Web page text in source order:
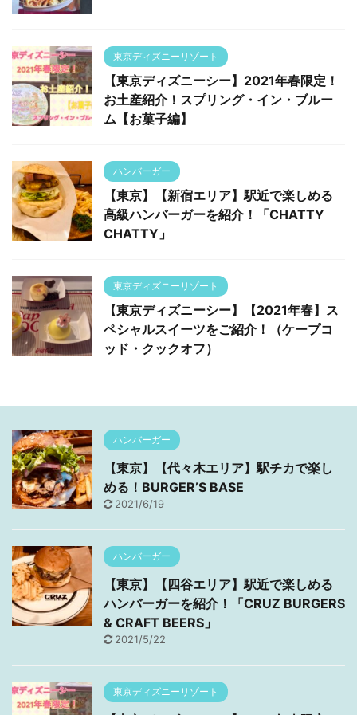
東京ディズニーリゾート
【東京ディズニーシー】2021年春限定！
お土産紹介！スプリング・イン・ブルー
ム【お菓子編】
ハンバーガー
【東京】【新宿エリア】駅近で楽しめる
高級ハンバーガーを紹介！「CHATTY
CHATTY」
東京ディズニーリゾート
【東京ディズニーシー】【2021年春】ス
ペシャルスイーツをご紹介！（ケープコ
ッド・クックオフ）
ハンバーガー
【東京】【代々木エリア】駅チカで楽し
める！BURGER’S BASE
2021/6/19
ハンバーガー
【東京】【四谷エリア】駅近で楽しめる
ハンバーガーを紹介！「CRUZ BURGERS
& CRAFT BEERS」
2021/5/22
東京ディズニーリゾート